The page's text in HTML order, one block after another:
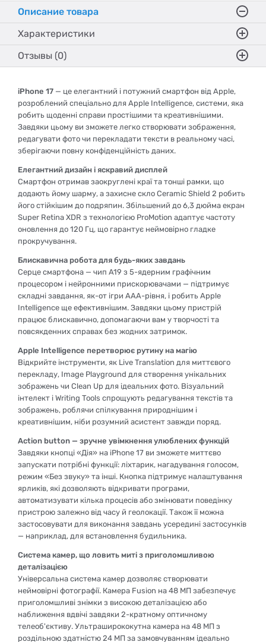
Описание товара
Характеристики
Отзывы (0)
iPhone 17 — це елегантний і потужний смартфон від Apple,
розроблений спеціально для Apple Intelligence, системи, яка
робить щоденні справи простішими та креативнішими.
Завдяки цьому ви зможете легко створювати зображення,
редагувати фото чи перекладати тексти в реальному часі,
зберігаючи повну конфіденційність даних.
Елегантний дизайн і яскравий дисплей
Смартфон отримав заокруглені краї та тонші рамки, що
додають йому шарму, а захисне скло Ceramic Shield 2 робить
його стійкішим до подряпин. Збільшений до 6,3 дюйма екран
Super Retina XDR з технологією ProMotion адаптує частоту
оновлення до 120 Гц, що гарантує неймовірно гладке
прокручування.
Блискавична робота для будь-яких завдань
Серце смартфона — чип A19 з 5-ядерним графічним
процесором і нейронними прискорювачами — підтримує
складні завдання, як-от ігри AAA-рівня, і робить Apple
Intelligence ще ефективнішим. Завдяки цьому пристрій
працює блискавично, допомагаючи вам у творчості та
повсякденних справах без жодних затримок.
Apple Intelligence перетворює рутину на магію
Відкрийте інструменти, як Live Translation для миттєвого
перекладу, Image Playground для створення унікальних
зображень чи Clean Up для ідеальних фото. Візуальний
інтелект і Writing Tools спрощують редагування текстів та
зображень, роблячи спілкування природнішим і
креативнішим, ніби розумний асистент завжди поряд.
Action button — зручне увімкнення улюблених функцій
Завдяки кнопці «Дія» на iPhone 17 ви зможете миттєво
запускати потрібні функції: ліхтарик, нагадування голосом,
режим «Без звуку» та інші. Кнопка підтримує налаштування
ярликів, які дозволяють відкривати програми,
автоматизувати кілька процесів або змінювати поведінку
пристрою залежно від часу й геолокації. Також її можна
застосовувати для виконання завдань усередині застосунків
— наприклад, для встановлення будильника.
Система камер, що ловить миті з приголомшливою
деталізацією
Універсальна система камер дозволяє створювати
неймовірні фотографії. Камера Fusion на 48 МП забезпечує
приголомшливі знімки з високою деталізацією або
наближення вдвічі завдяки 2-кратному оптичному
телеоб'єктиву. Ультраширококутна камера на 48 МП з
роздільною здатністю 24 МП за замовчуванням ідеально